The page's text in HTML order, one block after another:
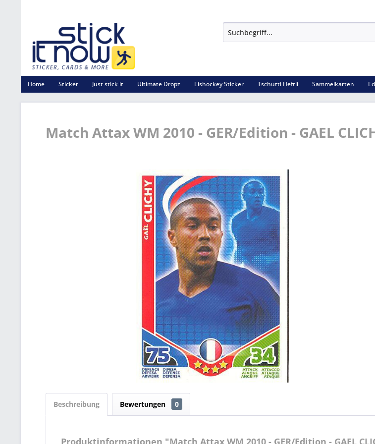
Home Sticker Just stick it Ultimate Dropz Eishockey Sticker Tschutti Heftli Sammelkarten
Match Attax WM 2010 - GER/Edition - GAEL
Beschreibung Bewertungen 0
Produktinformationen "Match Attax WM 2010 - GER/Edition - GAEL